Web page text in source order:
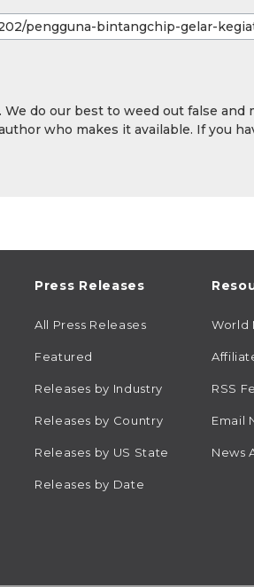
do our best to weed out false and
who makes it available. If you
Press Releases
All Press Releases
Featured
Releases by Industry
Releases by Country
Releases by US State
Releases by Date
World
RSS
Email
News